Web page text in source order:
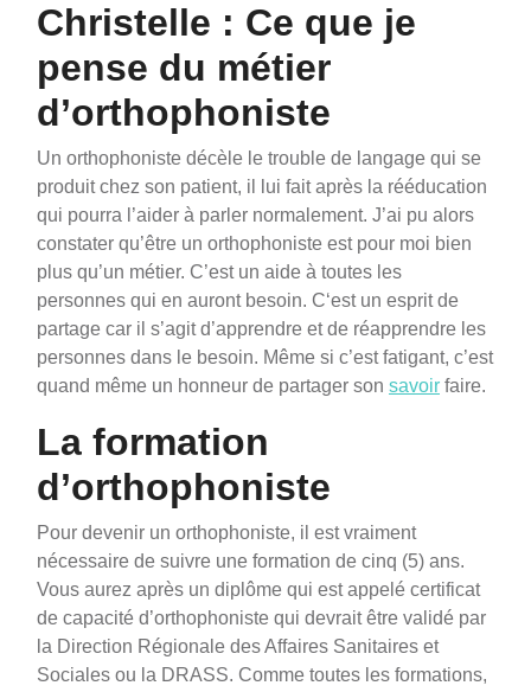
Christelle : Ce que je
pense du métier
d’orthophoniste
Un orthophoniste décèle le trouble de langage qui se
produit chez son patient, il lui fait après la rééducation
qui pourra l’aider à parler normalement. J’ai pu alors
constater qu’être un orthophoniste est pour moi bien
plus qu’un métier. C’est un aide à toutes les
personnes qui en auront besoin. C‘est un esprit de
partage car il s’agit d’apprendre et de réapprendre les
personnes dans le besoin. Même si c’est fatigant, c’est
quand même un honneur de partager son savoir faire.
La formation
d’orthophoniste
Pour devenir un orthophoniste, il est vraiment
nécessaire de suivre une formation de cinq (5) ans.
Vous aurez après un diplôme qui est appelé certificat
de capacité d’orthophoniste qui devrait être validé par
la Direction Régionale des Affaires Sanitaires et
Sociales ou la DRASS. Comme toutes les formations,